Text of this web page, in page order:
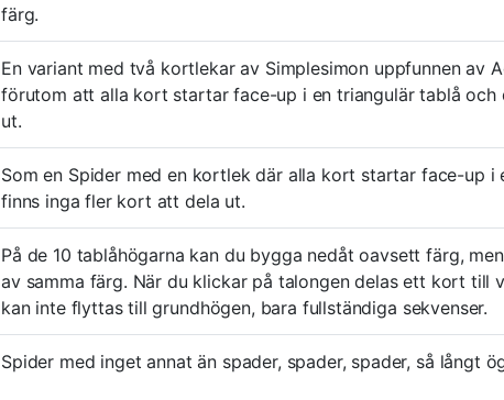
färg.
En variant med två kortlekar av Simplesimon uppfunnen av
förutom att alla kort startar face-up i en triangulär tablå
ut.
Som en Spider med en kortlek där alla kort startar face-up i
finns inga fler kort att dela ut.
På de 10 tablåhögarna kan du bygga nedåt oavsett färg,
av samma färg. När du klickar på talongen delas ett kort till
kan inte flyttas till grundhögen, bara fullständiga sekvenser.
Spider med inget annat än spader, spader, spader, så långt